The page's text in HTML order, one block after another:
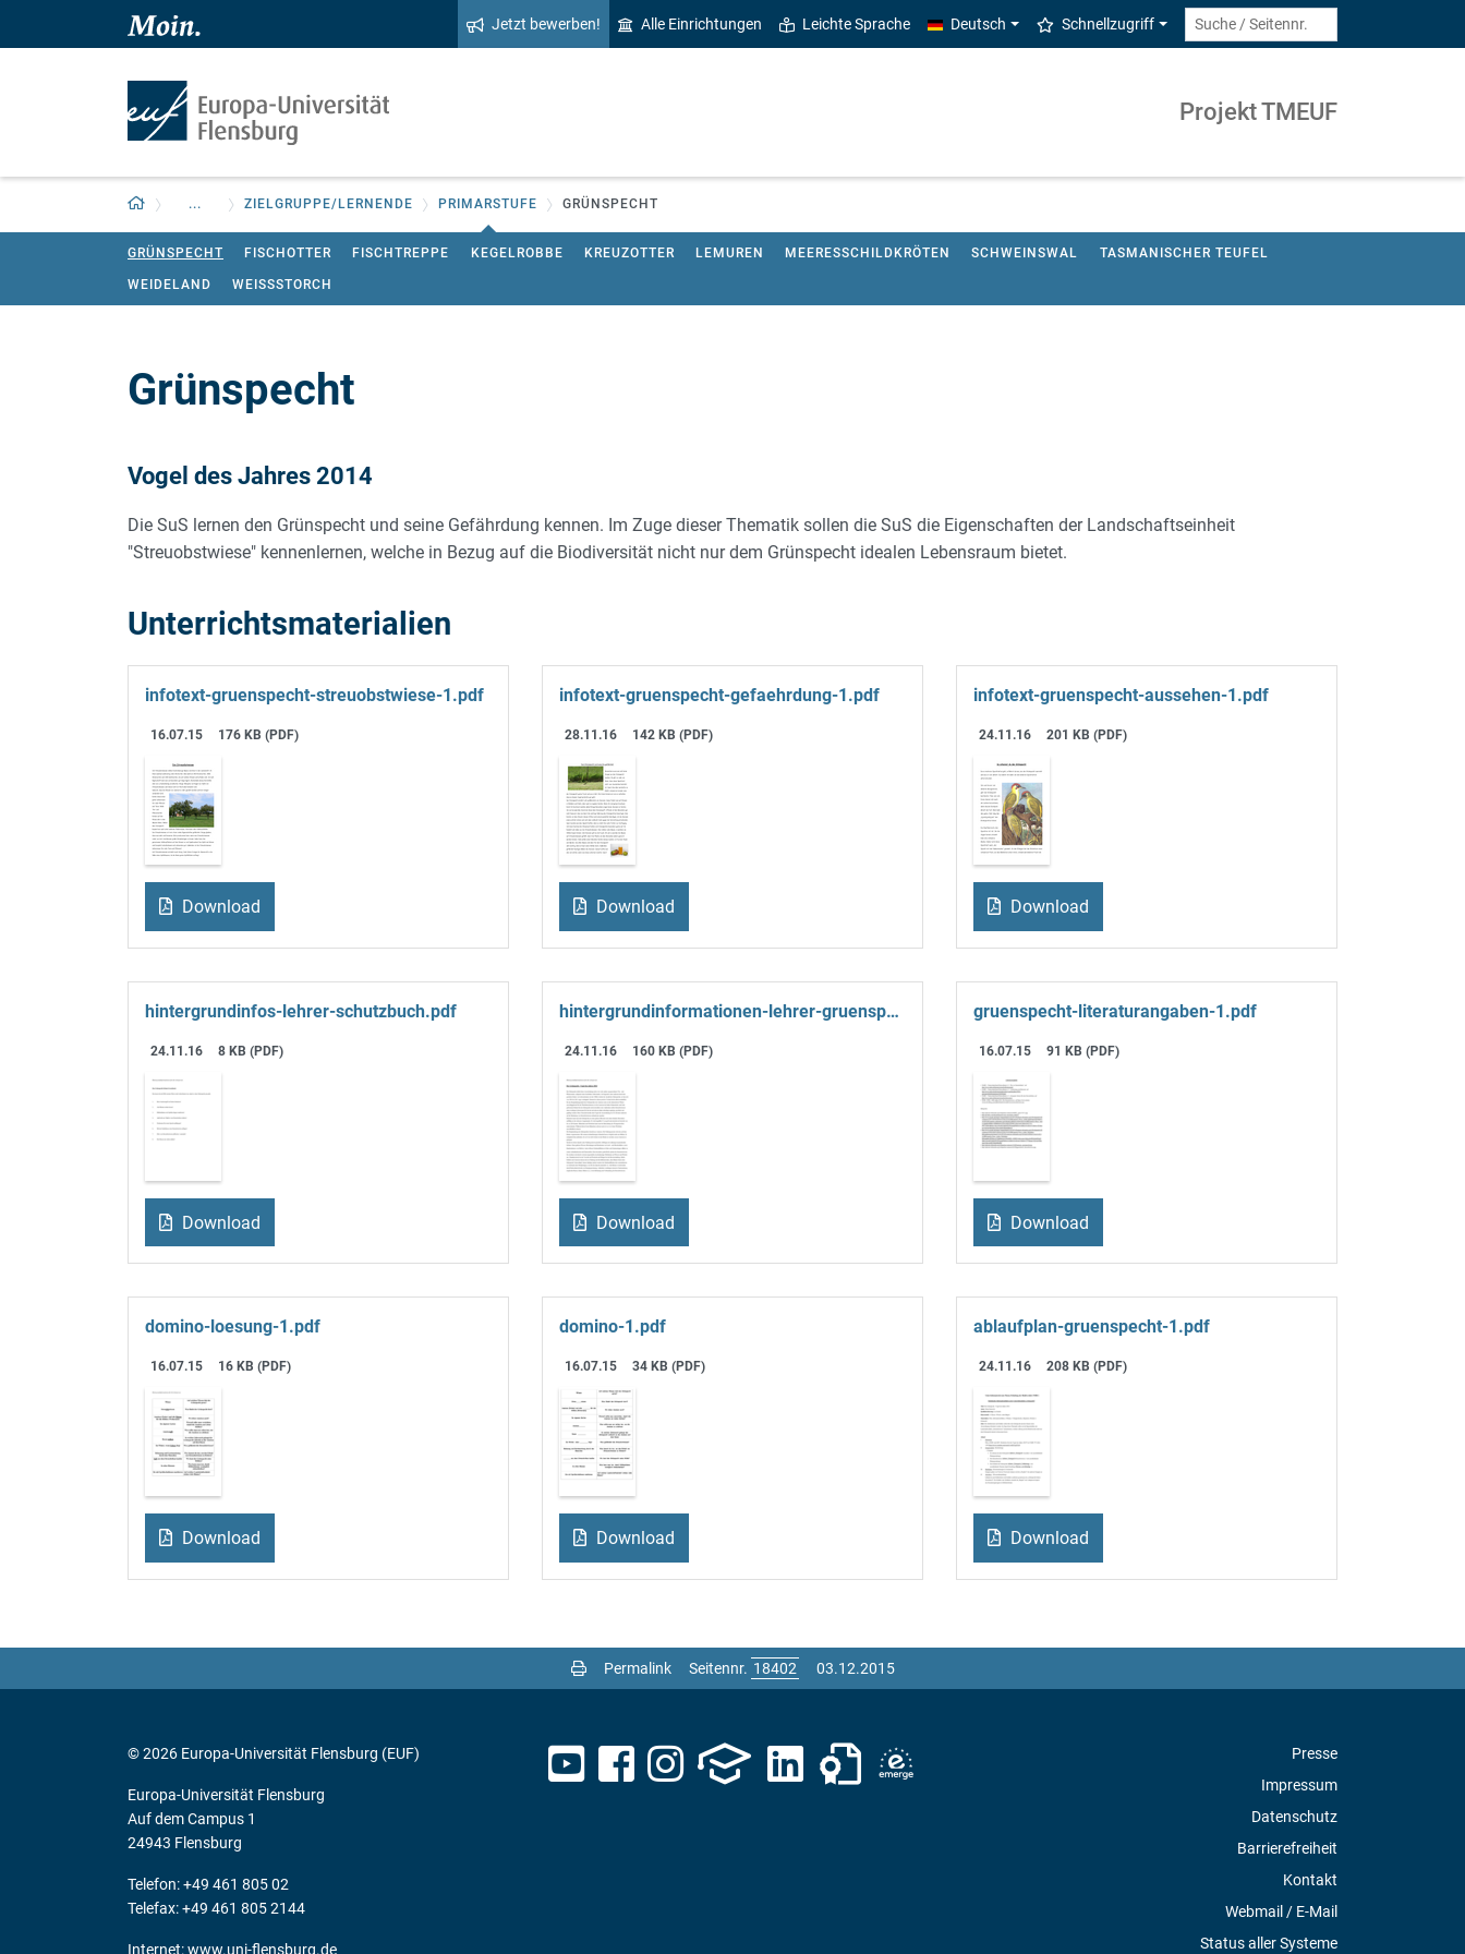
Zum Hauptinhalt springen
Zur Navigation springen
Jetzt bewerben! Alle Einrichtungen Leichte Sprache Deutsch Schnellzugriff
Projekt TMEUF
Zurück zur Startseite
... ZIELGRUPPE/LERNENDE PRIMARSTUFE GRÜNSPECHT
GRÜNSPECHT FISCHOTTER FISCHTREPPE KEGELROBBE KREUZOTTER LEMUREN MEERESSCHILDKRÖTEN SCHWEINSWAL TASMANISCHER TEUFEL
WEIDELAND WEISSSTORCH
Grünspecht
Vogel des Jahres 2014
Die SuS lernen den Grünspecht und seine Gefährdung kennen. Im Zuge dieser Thematik sollen die SuS die Eigenschaften der Landschaftseinheit
"Streuobstwiese" kennenlernen, welche in Bezug auf die Biodiversität nicht nur dem Grünspecht idealen Lebensraum bietet.
Unterrichtsmaterialien
infotext-gruenspecht-streuobstwiese-1.pdf
16.07.15 176 KB (PDF)
Download
infotext-gruenspecht-gefaehrdung-1.pdf
28.11.16 142 KB (PDF)
Download
infotext-gruenspecht-aussehen-1.pdf
24.11.16 201 KB (PDF)
Download
hintergrundinfos-lehrer-schutzbuch.pdf
24.11.16 8 KB (PDF)
Download
hintergrundinformationen-lehrer-gruenspecht-2.pdf
24.11.16 160 KB (PDF)
Download
gruenspecht-literaturangaben-1.pdf
16.07.15 91 KB (PDF)
Download
domino-loesung-1.pdf
16.07.15 16 KB (PDF)
Download
domino-1.pdf
16.07.15 34 KB (PDF)
Download
ablaufplan-gruenspecht-1.pdf
24.11.16 208 KB (PDF)
Download
Permalink Seitennr. 03.12.2015
Presse
Impressum
Datenschutz
Barrierefreiheit
Kontakt
Webmail / E-Mail
Status aller Systeme
© 2026 Europa-Universität Flensburg (EUF)
Europa-Universität Flensburg
Auf dem Campus 1
24943 Flensburg
Telefon: +49 461 805 02
Telefax: +49 461 805 2144
Internet:www.uni-flensburg.de